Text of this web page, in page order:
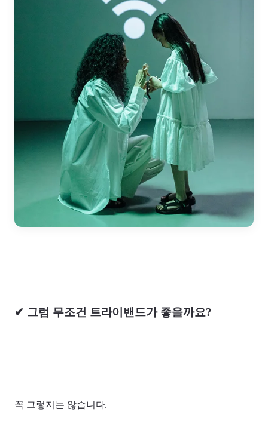
✔ 그럼 무조건 트라이밴드가 좋을까요?
꼭 그렇지는 않습니다.